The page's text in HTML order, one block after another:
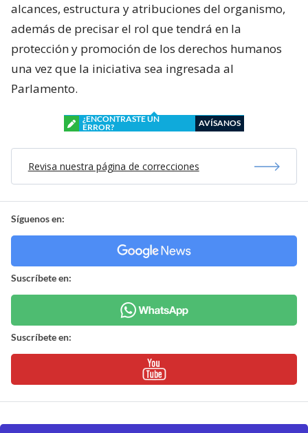
alcances, estructura y atribuciones del organismo,
además de precisar el rol que tendrá en la
protección y promoción de los derechos humanos
una vez que la iniciativa sea ingresada al
Parlamento.
¿ENCONTRASTE UN
ERROR?
AVÍSANOS
Revisa nuestra página de correcciones
Síguenos en:
Suscríbete en:
Suscríbete en: